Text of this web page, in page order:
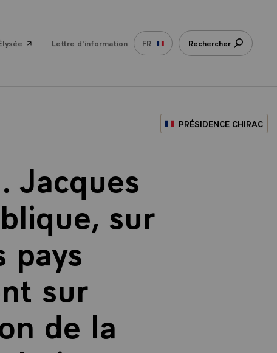
Lettre d'information FR Rechercher
PRÉSIDENCE CHIRAC
Jacques
sur
pays
sur
de la